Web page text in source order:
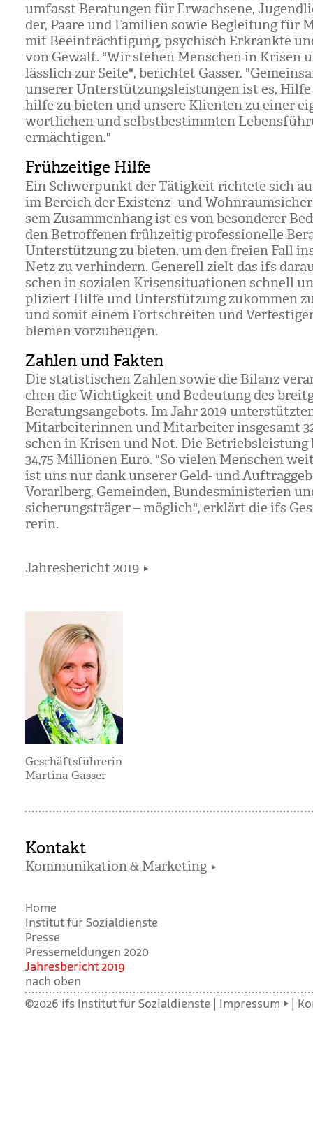
umfasst Bera­tun­gen für Erwach­sene,
der, Paare und Fami­lien sowie Beglei­tung für
mit Beein­träch­ti­gung, psy­chisch Erkrankte
von Gewalt. "Wir ste­hen Men­schen in Kri­sen
läss­lich zur Seite", berich­tet Gas­ser.
unse­rer Unter­stüt­zungs­leis­tun­gen ist es,
hilfe zu bie­ten und unsere Kli­en­ten zu einer
wort­li­chen und selbst­be­stimm­ten
ermäch­ti­gen."
Frühzeitige Hilfe
Ein Schwer­punkt der Tätig­keit rich­tete sich
im Bereich der Exis­tenz- und
sem Zusam­men­hang ist es von beson­de­rer
den Betrof­fe­nen früh­zei­tig pro­fes­sio­nelle
Unter­stüt­zung zu bie­ten, um den freien Fall
Netz zu ver­hin­dern. Gene­rell zielt das ifs
schen in sozia­len Kri­sen­si­tua­tio­nen schnell
pli­ziert Hilfe und Unter­stüt­zung zukom­men
und somit einem Fort­schrei­ten und
ble­men vor­zu­beu­gen.
Zahlen und Fakten
Die sta­tis­ti­schen Zah­len sowie die Bilanz
chen die Wich­tig­keit und Bedeu­tung des
Bera­tungs­an­ge­bots. Im Jahr 2019
Mit­ar­bei­te­rin­nen und Mit­ar­bei­ter ins­ge­samt
schen in Kri­sen und Not. Die Betriebs­leis­tung
34,75 Mil­lio­nen Euro. "So vie­len Men­schen
ist uns nur dank unse­rer Geld- und
Vor­arl­berg, Gemein­den, Bun­des­mi­nis­te­rien
si­che­rungs­trä­ger – mög­lich", erklärt die ifs
re­rin.
Jahresbericht 2019
Geschäftsführerin
Martina Gasser
Kontakt
Kommunikation & Marketing
Home
Institut für Sozialdienste
Presse
Pressemeldungen 2020
Jah­res­be­richt 2019
nach oben
©2026 ifs Institut für Sozialdienste | Impressum